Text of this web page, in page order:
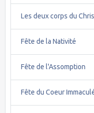
Les deux corps du
Fête de la Nativité
Fête de l'Assomption
Fête du Coeur